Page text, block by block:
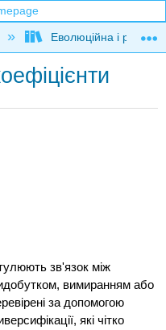
hierarchy
Еволюційна і
зв'язок між
вимиранням або
за допомогою
які чітко